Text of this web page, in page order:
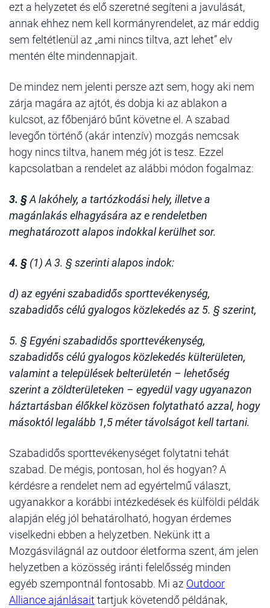
ezt a helyzetet és elő szeretné segíteni a javulását,
annak ehhez nem kell kormányrendelet, az már eddig
sem feltétlenül az „ami nincs tiltva, azt lehet” elv
mentén élte mindennapjait.
De mindez nem jelenti persze azt sem, hogy aki nem
zárja magára az ajtót, és dobja ki az ablakon a
kulcsot, az főbenjáró bűnt követne el. A szabad
levegőn történő (akár intenzív) mozgás nemcsak
hogy nincs tiltva, hanem még jót is tesz. Ezzel
kapcsolatban a rendelet az alábbi módon fogalmaz:
3. §A lakóhely, a tartózkodási hely, illetve a
magánlakás elhagyására az e rendeletben
meghatározott alapos indokkal kerülhet sor.
4. § (1) A 3. § szerinti alapos indok:
d) az egyéni szabadidős sporttevékenység,
szabadidős célú gyalogos közlekedés az 5. § szerint,
5. § Egyéni szabadidős sporttevékenység,
szabadidős célú gyalogos közlekedés külterületen,
valamint a települések belterületén – lehetőség
szerint a zöldterületeken – egyedül vagy ugyanazon
háztartásban élőkkel közösen folytatható azzal, hogy
másoktól legalább 1,5 méter távolságot kell tartani.
Szabadidős sporttevékenységet folytatni tehát
szabad. De mégis, pontosan, hol és hogyan? A
kérdésre a rendelet nem ad egyértelmű választ,
ugyanakkor a korábbi intézkedések és külföldi példák
alapján elég jól behatárolható, hogyan érdemes
viselkedni ebben a helyzetben. Nekünk itt a
Mozgásvilágnál az outdoor életforma szent, ám jelen
helyzetben a közösség iránti felelősség minden
egyéb szempontnál fontosabb. Mi az Outdoor
Alliance ajánlásaittartjuk követendő példának,